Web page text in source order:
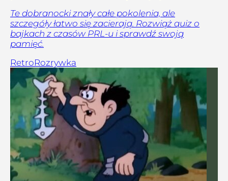
Te dobranocki znały całe pokolenia, ale
szczegóły łatwo się zacierają. Rozwiąż quiz o
bajkach z czasów PRL-u i sprawdź swoją
pamięć.
RetroRozrywka